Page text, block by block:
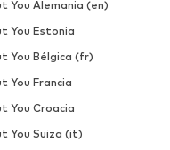
You Alemania (en)
You Estonia
You Bélgica (fr)
You Francia
You Croacia
You Suiza (it)